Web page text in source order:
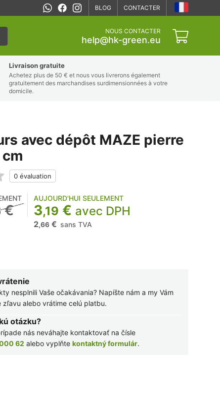
BLOG
CONTACTER
NOUS CONTACTER
help@hk-green.eu
Livraison gratuite
Achetez plus de 50 € et nous vous livrerons également
gratuitement des marchandises surdimensionnées à votre
domicile.
avec dépôt MAZE pierre
€
AUJOURD'HUI SEULEMENT
3,19 € avec DPH
2,66 € sans TVA
nesplnili Vaše očakávania? Napíšte nám a my Vám
zľavu alebo vrátime celú platbu.
otázku?
nás neváhajte kontaktovať na čísle
62 alebo vyplňte kontaktný formulár.